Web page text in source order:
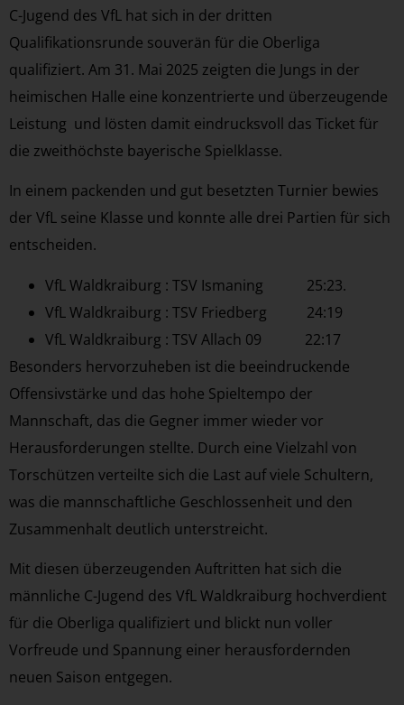
C-Jugend des VfL hat sich in der dritten
Qualifikationsrunde souverän für die Oberliga
qualifiziert. Am 31. Mai 2025 zeigten die Jungs in der
heimischen Halle eine konzentrierte und überzeugende
Leistung und lösten damit eindrucksvoll das Ticket für
die zweithöchste bayerische Spielklasse.
In einem packenden und gut besetzten Turnier bewies
der VfL seine Klasse und konnte alle drei Partien für sich
entscheiden.
VfL Waldkraiburg : TSV Ismaning 25:23.
VfL Waldkraiburg : TSV Friedberg 24:19
VfL Waldkraiburg : TSV Allach 09 22:17
Besonders hervorzuheben ist die beeindruckende
Offensivstärke und das hohe Spieltempo der
Mannschaft, das die Gegner immer wieder vor
Herausforderungen stellte. Durch eine Vielzahl von
Torschützen verteilte sich die Last auf viele Schultern,
was die mannschaftliche Geschlossenheit und den
Zusammenhalt deutlich unterstreicht.
Mit diesen überzeugenden Auftritten hat sich die
männliche C-Jugend des VfL Waldkraiburg hochverdient
für die Oberliga qualifiziert und blickt nun voller
Vorfreude und Spannung einer herausfordernden
neuen Saison entgegen.